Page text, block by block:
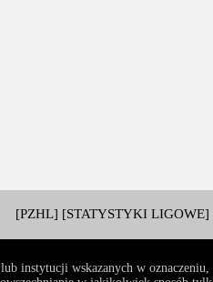
[PZHL] [STATYSTYKI LIGOWE]
lub instytucji wskazanych w